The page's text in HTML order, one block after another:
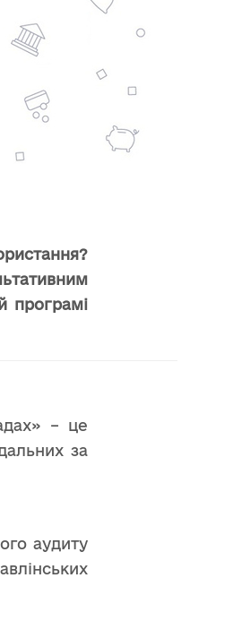
програмі
– це
за
аудиту